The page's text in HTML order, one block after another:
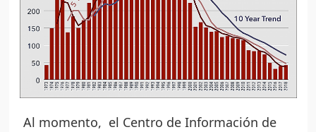
Al momento, el Centro de Información de